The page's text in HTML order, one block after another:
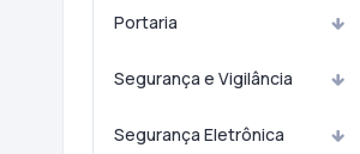
Portaria
Segurança e Vigilância
Segurança Eletrônica